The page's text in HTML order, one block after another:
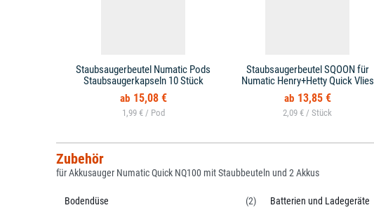
Staubsaugerbeutel Numatic Pods
Staubsaugerkapseln 10 Stück
15,08 €
1,99 € /
Staubsaugerbeutel SQOON für
Numatic Henry+Hetty Quick Vlies
13,85 €
2,09 € /
Zubehör
für Akkusauger Numatic Quick NQ100 mit Staubbeuteln und 2 Akkus
Bodendüse (2) Batterien und Ladegeräte